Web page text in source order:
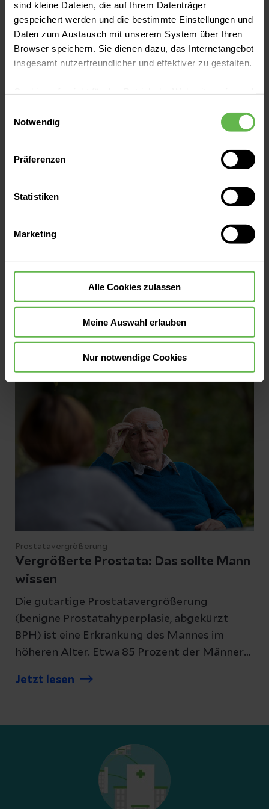
sind kleine Dateien, die auf Ihrem Datenträger
gespeichert werden und die bestimmte Einstellungen und
Daten zum Austausch mit unserem System über Ihren
Browser speichern. Sie dienen dazu, das Internetangebot
insgesamt nutzerfreundlicher und effektiver zu gestalten.
eingesetzt werden.
Es steht Ihnen frei, unsere Seite mit nur den notwendigen
Cookies zu benutzen, eine individuelle Auswahl
oder durch Auswahl von „Alle Cookies akzeptieren“ in die
widerrufen.
Notwendig
Präferenzen
Statistiken
Marketing
Alle Cookies zulassen
Meine Auswahl erlauben
Nur notwendige Cookies
Rezum-Therapie: Schonendes
Verfahren bei Prostatavergrößerung
Blase nie ganz leer wird. Mit zunehmendem
Alter hat fast jeder Mann mit der gutartigen
Prostatavergrößerung zu tun. Wir erklären
Ihnen die Ursachen und eine neue
Prostatavergrößerung
Vergrößerte Prostata: Das sollte Mann
wissen
Die gutartige Prostatavergrößerung
(benigne Prostatahyperplasie, abgekürzt
BPH) ist eine Erkrankung des Mannes im
höheren Alter. Etwa 85 Prozent der Männer
BPH betroffen. Ist die Prostata deutlich
sowohl vom Beschwerdebild des Patienten,
als auch von den Störungen der
Blasenentleerung ab.
Jetzt lesen